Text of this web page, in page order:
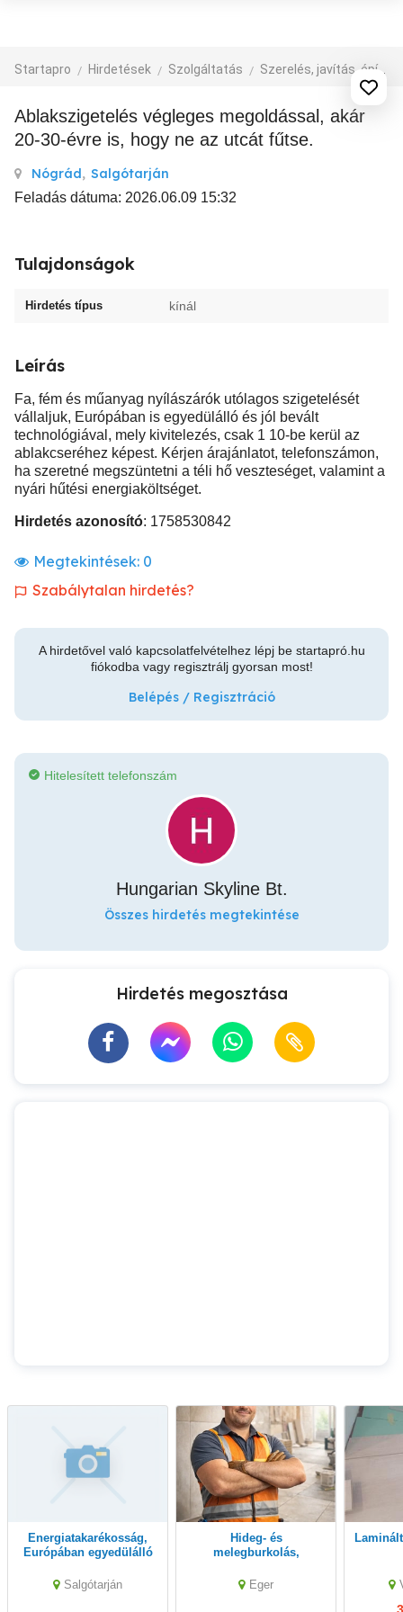
Startapro Hirdetések Szolgáltatás Szerelés, javítás, építkezés
Ablakszigetelés végleges megoldással, akár
20-30-évre is, hogy ne az utcát fűtse.
Nógrád, Salgótarján
Feladás dátuma: 2026.06.09 15:32
Tulajdonságok
Hirdetés típus kínál
Leírás
Fa, fém és műanyag nyílászárók utólagos szigetelését
vállaljuk, Európában is egyedülálló és jól bevált
technológiával, mely kivitelezés, csak 1 10-be kerül az
ablakcseréhez képest. Kérjen árajánlatot, telefonszámon,
ha szeretné megszüntetni a téli hő veszteséget, valamint a
nyári hűtési energiaköltséget.
Hirdetés azonosító: 1758530842
Megtekintések: 0
Szabálytalan hirdetés?
A hirdetővel való kapcsolatfelvételhez lépj be startapró.hu
fiókodba vagy regisztrálj gyorsan most!
Belépés / Regisztráció
Hitelesített telefonszám
Hungarian Skyline Bt.
Összes hirdetés megtekintése
Hirdetés megosztása
Energiatakarékosság,
Európában egyedülálló
ablakszigetelési
technológiával
Salgótarján
Hideg- és
melegburkolás,
kivitelezés
Eger